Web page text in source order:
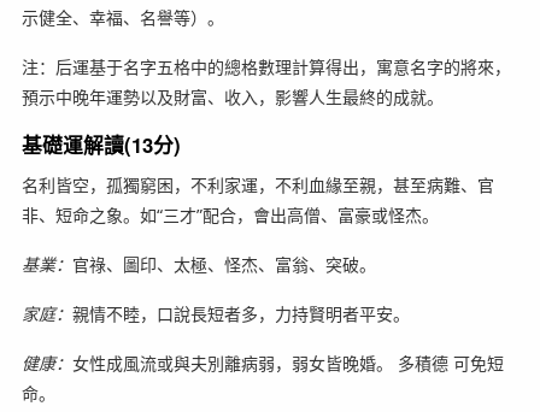
示健全、幸福、名譽等）。
注：后運基于名字五格中的總格數理計算得出，寓意名字的將來，
預示中晚年運勢以及財富、收入，影響人生最終的成就。
基礎運解讀(13分)
名利皆空，孤獨窮困，不利家運，不利血緣至親，甚至病難、官
非、短命之象。如“三才”配合，會出高僧、富豪或怪杰。
基業： 官祿、圖印、太極、怪杰、富翁、突破。
家庭： 親情不睦，口說長短者多，力持賢明者平安。
健康： 女性成風流或與夫別離病弱，弱女皆晚婚。 多積德 可免短
命。